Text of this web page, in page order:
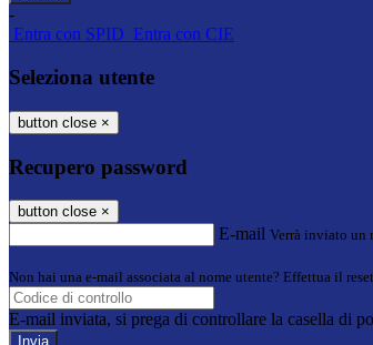
-
Entra con SPID Entra con CIE
Seleziona utente
button close ×
Recupero password
button close ×
E-mail Verrà inviato un
Non hai una e-mail associata al nome utente? Effettua il
E-mail inviata, si prega di controllare la casella di